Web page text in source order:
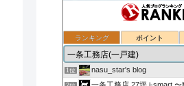
ランキング ポイント
1位 nasu_star's blog